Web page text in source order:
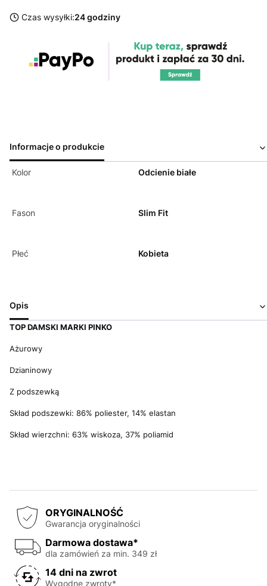
Czas wysyłki:24 godziny
Informacje o produkcie
Kolor Odcienie białe
Fason Slim Fit
Płeć Kobieta
Opis
TOP DAMSKI MARKI PINKO
Ażurowy
Dzianinowy
Z podszewką
Skład podszewki: 86% poliester, 14% elastan
Skład wierzchni: 63% wiskoza, 37% poliamid
ORYGINALNOŚĆ
Gwarancja oryginalności
Darmowa dostawa*
dla zamówień za min. 349 zł
14 dni na zwrot
Wygodne zwroty*